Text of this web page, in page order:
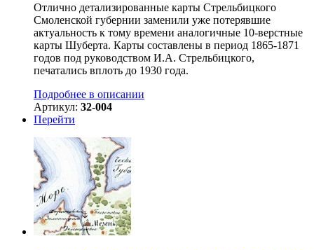
Отлично детализированные карты Стрельбицкого
Смоленской губернии заменили уже потерявшие
актуальность к тому времени аналогичные 10-верстные
карты Шуберта. Карты составлены в период 1865-1871
годов под руководством И.А. Стрельбицкого,
печатались вплоть до 1930 года.
Подробнее в описании
Артикул: 32-004
Перейти